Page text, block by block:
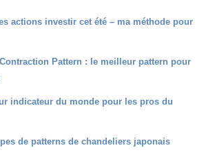
actions investir cet été – ma méthode pour
Pattern : le meilleur pattern pour
indicateur du monde pour les pros du
de patterns de chandeliers japonais